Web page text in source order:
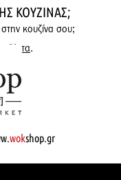
ΚΟΥΖΊΝΑΣ;
κουζίνα σου;
.
wokshop.gr